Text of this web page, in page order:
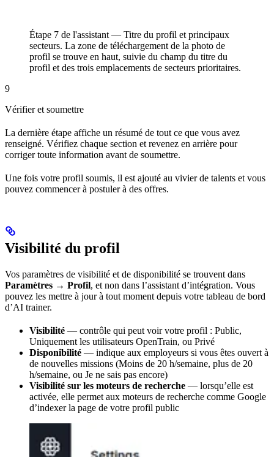
Étape 7 de l'assistant — Titre du profil et principaux
secteurs. La zone de téléchargement de la photo de
profil se trouve en haut, suivie du champ du titre du
profil et des trois emplacements de secteurs prioritaires.
9
Vérifier et soumettre
La dernière étape affiche un résumé de tout ce que vous avez
renseigné. Vérifiez chaque section et revenez en arrière pour
corriger toute information avant de soumettre.
Une fois votre profil soumis, il est ajouté au vivier de talents et vous
pouvez commencer à postuler à des offres.
Visibilité du profil
Vos paramètres de visibilité et de disponibilité se trouvent dans
Paramètres → Profil, et non dans l’assistant d’intégration. Vous
pouvez les mettre à jour à tout moment depuis votre tableau de bord
d’AI trainer.
Visibilité — contrôle qui peut voir votre profil : Public,
Uniquement les utilisateurs OpenTrain, ou Privé
Disponibilité — indique aux employeurs si vous êtes ouvert à
de nouvelles missions (Moins de 20 h/semaine, plus de 20
h/semaine, ou Je ne sais pas encore)
Visibilité sur les moteurs de recherche — lorsqu’elle est
activée, elle permet aux moteurs de recherche comme Google
d’indexer la page de votre profil public